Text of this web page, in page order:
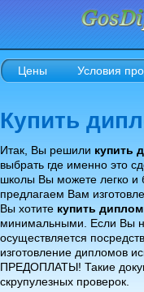
Цены Условия
Купить
Итак, Вы решили купить
выбрать где именно это
школы Вы можете легко
предлагаем Вам
Вы хотите купить
минимальными. Если Вы
осуществляется
изготовление дипломов
ПРЕДОПЛАТЫ! Такие
скрупулезных проверок.